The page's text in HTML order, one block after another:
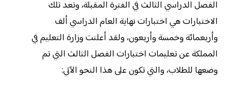
الفصل الدراسي الثالث في الفترة المقبلة، وتعد تلك
الاختبارات هي اختبارات نهاية العام الدراسي ألف
وأربعمائة وخمسة وأربعون، ولقد أعلنت وزارة التعليم في
المملكة عن تعليمات اختبارات الفصل الثالث التي تم
وضعها للطلاب، والتي تكون على هذا النحو الآتي: